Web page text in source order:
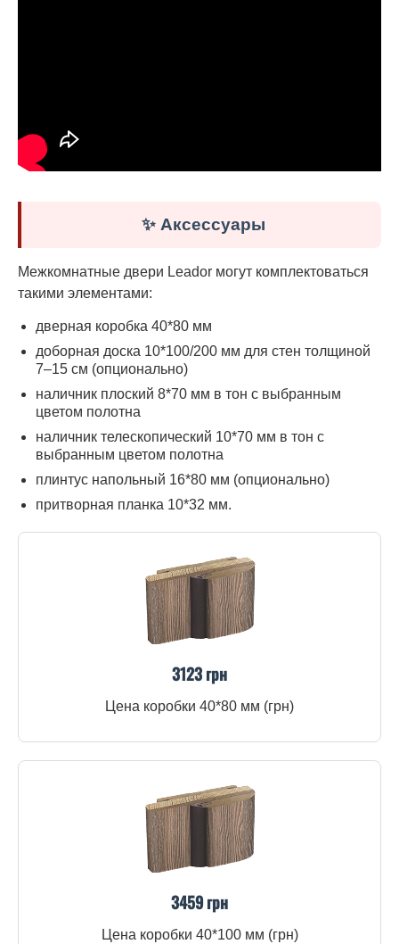
✨ Аксессуары
Межкомнатные двери Leador могут комплектоваться
такими элементами:
дверная коробка 40*80 мм
доборная доска 10*100/200 мм для стен толщиной
7–15 см (опционально)
наличник плоский 8*70 мм в тон с выбранным
цветом полотна
наличник телескопический 10*70 мм в тон с
выбранным цветом полотна
плинтус напольный 16*80 мм (опционально)
притворная планка 10*32 мм.
3123 грн
Цена коробки 40*80 мм (грн)
3459 грн
Цена коробки 40*100 мм (грн)